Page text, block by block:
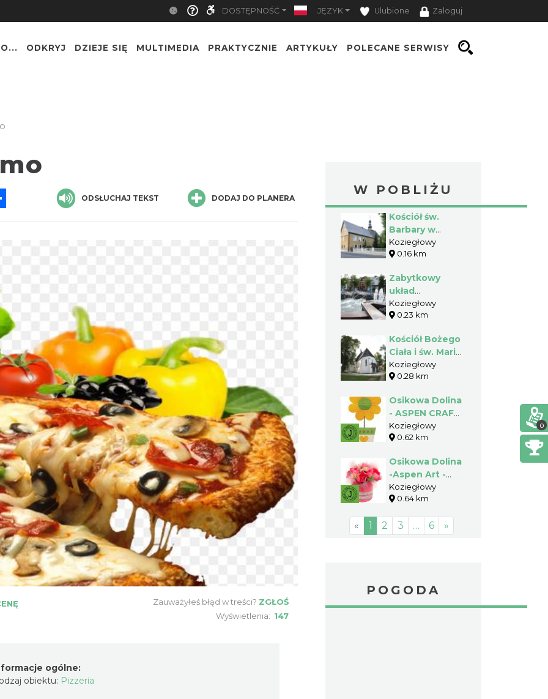
DOSTĘPNOŚĆ JĘZYK Ulubione Zaloguj
O... ODKRYJ DZIEJE SIĘ MULTIMEDIA PRAKTYCZNIE ARTYKUŁY POLECANE SERWISY
ODSŁUCHAJ TEKST DODAJ DO PLANERA
Zauważyłeś błąd w treści? ZGŁOŚ
Wyświetlenia: 147
ogólne:
obiektu: Pizzeria
W POBLIŻU
Kościół św.
Barbary w
Koziegłowach
Koziegłowy
0.16 km
Zabytkowy
układ
urbanistyczny
Koziegłów
Koziegłowy
0.23 km
Kościół Bożego
Ciała i św. Marii
Magdaleny w
Koziegłowach
Koziegłowy
0.28 km
Osikowa Dolina
- ASPEN CRAFT
Do It Yourself
Koziegłowy
0.62 km
Osikowa Dolina
-Aspen Art -
Natural Design
Koziegłowy
0.64 km
« 1 2 3 … 6 »
POGODA
0